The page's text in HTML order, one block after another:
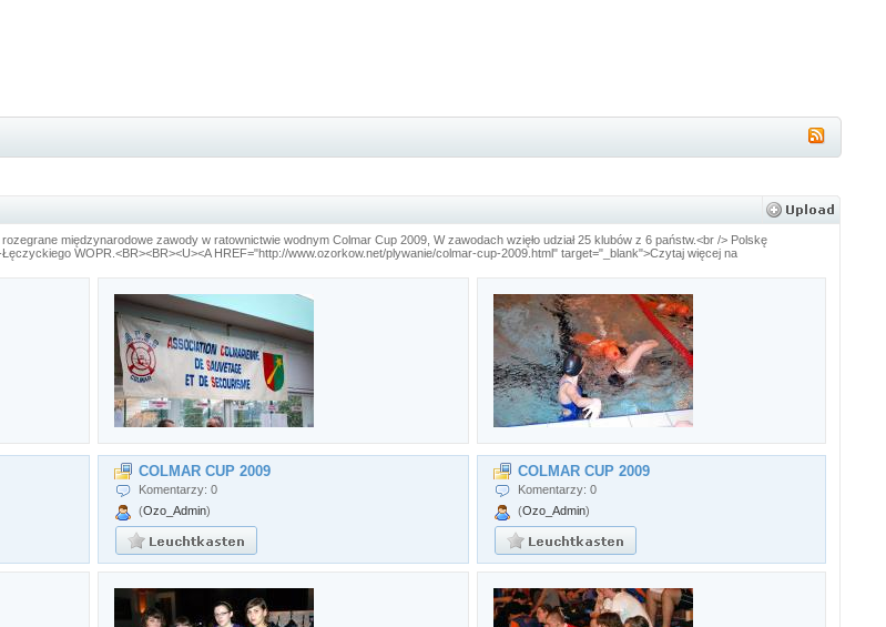
międzynarodowe zawody w ratownictwie wodnym Colmar Cup 2009, W zawodach wzięło udział 25 klubów z 6 państw.<br /> Polskę
WOPR.<BR><BR><U><A HREF="http://www.ozorkow.net/plywanie/colmar-cup-2009.html" target="_blank">Czytaj więcej na
COLMAR CUP 2009
Komentarzy: 0
(Ozo_Admin)
COLMAR CUP 2009
Komentarzy: 0
(Ozo_Admin)